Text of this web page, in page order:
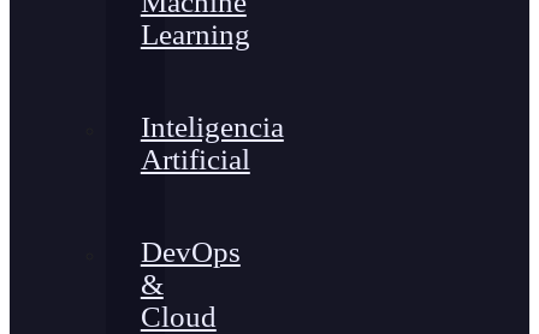
Learning
Inteligencia
Artificial
DevOps
&
Cloud